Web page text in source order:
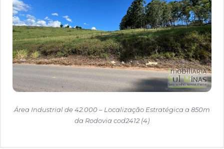
Área Industrial de 42.000 – Localização Estratégica a 850m
da Rodovia cod2412 (4)